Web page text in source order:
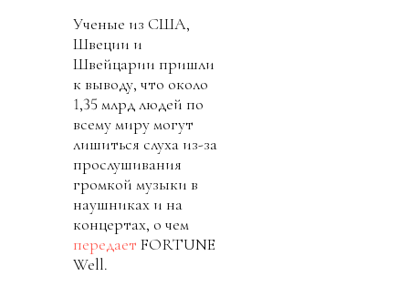
Ученые из США,
Швеции и
Швейцарии пришли
к выводу, что около
1,35 млрд людей по
всему миру могут
лишиться слуха из-за
прослушивания
громкой музыки в
наушниках и на
концертах, о чем
передает FORTUNE
Well.